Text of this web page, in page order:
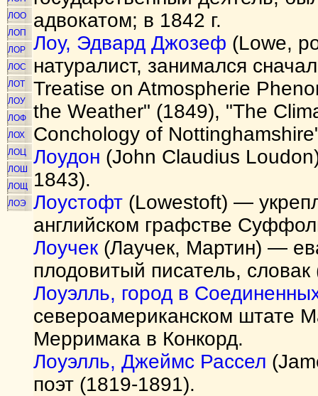
ЛОО
ЛОП
ЛОР
ЛОС
ЛОТ
ЛОУ
ЛОФ
ЛОХ
ЛОЦ
ЛОШ
ЛОЩ
ЛОЭ
адвокатом; в 1842 г.
Лоу, Эдвард Джозеф (Lowe,
натуралист, занимался
Treatise on Atmospherie
the Weather" (1849), "The
Conchology of
Лоудон (John Claudius
1843).
Лоустофт (Lowestoft) —
английском графстве
Лоучек (Лаучек, Мартин) —
плодовитый писатель,
Лоуэлль, город в
североамериканском штате
Мерримака в Конкорд.
Лоуэлль, Джеймс Рассел
поэт (1819-1891).